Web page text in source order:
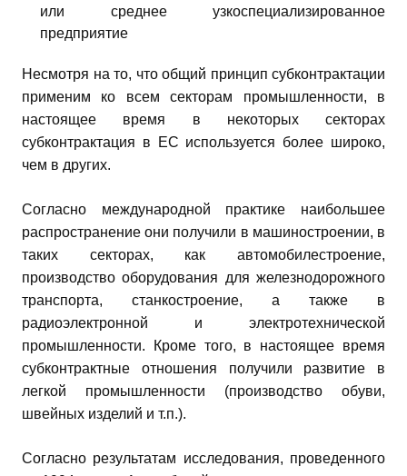
или среднее узкоспециализированное
предприятие
Несмотря на то, что общий принцип субконтрактации
применим ко всем секторам промышленности, в
настоящее время в некоторых секторах
субконтрактация в ЕС используется более широко,
чем в других.
Согласно международной практике наибольшее
распространение они получили в машиностроении, в
таких секторах, как автомобилестроение,
производство оборудования для железнодорожного
транспорта, станкостроение, а также в
радиоэлектронной и электротехнической
промышленности. Кроме того, в настоящее время
субконтрактные отношения получили развитие в
легкой промышленности (производство обуви,
швейных изделий и т.п.).
Согласно результатам исследования, проведенного